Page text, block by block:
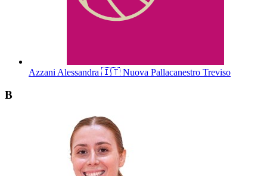
AzzaniAlessandra 🇮🇹 Nuova Pallacanestro Treviso
B